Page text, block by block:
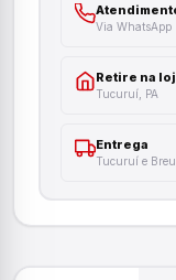
Via WhatsApp
Retire na
Tucuruí, PA
Entrega
Tucuruí e